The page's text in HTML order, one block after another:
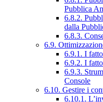
Pubblica
6.8.2.
dalla
6.8.3.
6.9.
6.9.1. I
6.9.2. I
6.9.3.
Console
6.10. Gestire i
6.10.1.